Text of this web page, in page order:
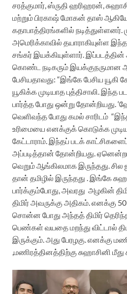
சரத்குமார், ஸ்ருதி ஹரிஹரன்,
மற்றும் பிரகாஷ் மோகன் தாஸ்
கதாபாத்திரங்களில் நடித்துள்ளனர்.
அமெரிக்காவில் தயாராகியுள்ள
சங்கர் இயக்கியுள்ளார். இப்படத்தின்
கொண்ட நடிகரும் இயக்குநருமான
பேசியதாவது: “இங்கே பேசிய யூகி
யூகிக்க முடியாத புத்திசாலி. இந்த
பார்த்த போது ஒன்று தோன்றியது.
வெளிவந்த போது கமல் சாரிடம்
உரிமையை எனக்குக் கொடுக்க
கேட்டாராம். இந்தப் படக்
அப்படித்தான் தோன்றியது.
வெறும் ஆங்கிலமாக இருந்தது.
தான் தமிழில் இருந்தது . இங்கே
பார்க்கும்போது, அவரது அழகின்
திமிர் அவருக்கு அதிகம். எனக்கு
சொன்ன போது அந்தத் திமிர்
பெண்கள் வயதை மறந்து விட்டால்
இருக்கும். அது பேரழகு. எனக்கு
,மணிரத்தினத்திற்கு சுஹாசினி